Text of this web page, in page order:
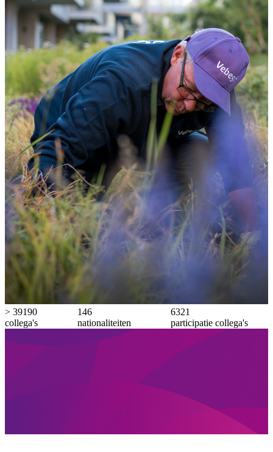
> 40209
collega's
150
nationaliteiten
6485
participatie collega's